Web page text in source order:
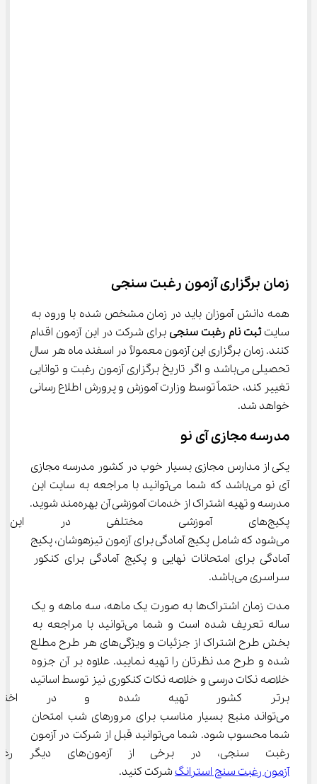
زمان برگزاری آزمون رغبت سنجی
همه دانش آموزان باید در زمان مشخص شده با ورود به
سایت ثبت نام رغبت سنجی برای شرکت در این آزمون اقدام
کنند. زمان برگزاری این آزمون معمولاً در اسفند ماه هر سال
تحصیلی می‌باشد و اگر تاریخ برگزاری آزمون رغبت و توانایی
تغییر کند، حتماً توسط وزارت آموزش و پرورش اطلاع رسانی
خواهد شد.
مدرسه مجازی آی نو
یکی از مدارس مجازی بسیار خوب در کشور مدرسه مجازی
آی نو می‌باشد که شما می‌توانید با مراجعه به سایت این
مدرسه و تهیه اشتراک از خدمات آموزشی آن بهره‌مند شوید.
پکیج‌های آموزشی مختلفی در
می‌شود که شامل پکیج آمادگی برای آزمون تیزهوشان، پکیج
آمادگی برای امتحانات نهایی و پکیج آمادگی برای کنکور
سراسری می‌باشد.
مدت زمان اشتراک‌ها به صورت یک ماهه، سه ماهه و یک
ساله تعریف شده است و شما می‌توانید با مراجعه به
بخش طرح اشتراک از جزئیات و ویژگی‌‌های هر طرح مطلع
شده و طرح مد نظرتان را تهیه نمایید. علاوه بر آن جزوه
خلاصه نکات درسی و خلاصه نکات کنکوری نیز توسط اساتید
برتر کشور تهیه شده و در
می‌تواند منبع بسیار مناسب برای مرورهای شب امتحان
شما محسوب شود. شما می‌توانید قبل از شرکت در آزمون
رغبت سنجی، در برخی از آزمون‌های دیگر رغبت سنجی مانند
آزمون رغبت سنج استرانگ شرکت کنید.